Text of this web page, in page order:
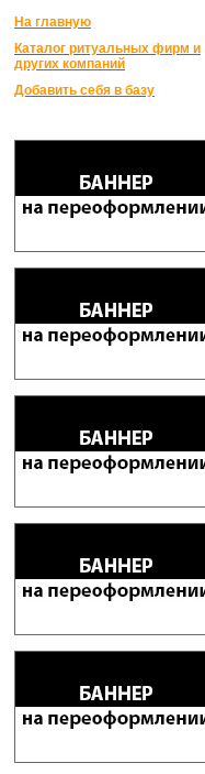
На главную
Каталог ритуальных фирм и
других компаний
Добавить себя в базу